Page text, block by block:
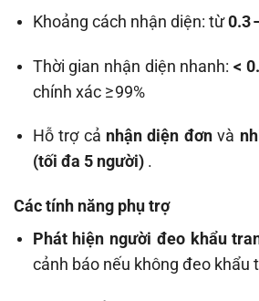
Khoảng cách nhận diện: từ0.3
Thời gian nhận diện nhanh:<
chính xác ≥ 99%
Hỗ trợ cả nhận diện đơnvà
(tối đa 5 người).
Các tính năng phụ trợ
Phát hiện người đeo khẩu
cảnh báo nếu không đeo khẩu